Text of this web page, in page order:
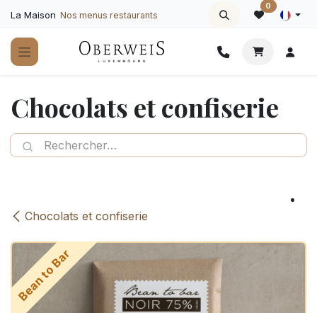
La Maison Nos menus restaurants
0
Chocolats et confiserie
Chocolats et confiserie
Bean to Bar